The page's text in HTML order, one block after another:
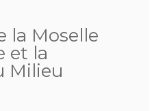
la Moselle
et la
Milieu